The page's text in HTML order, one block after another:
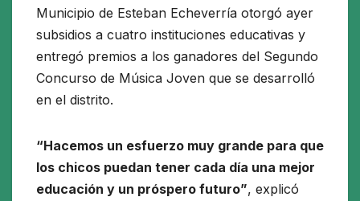
Municipio de Esteban Echeverría otorgó ayer
subsidios a cuatro instituciones educativas y
entregó premios a los ganadores del Segundo
Concurso de Música Joven que se desarrolló
en el distrito.
“Hacemos un esfuerzo muy grande para que
los chicos puedan tener cada día una mejor
educación y un próspero futuro”, explicó